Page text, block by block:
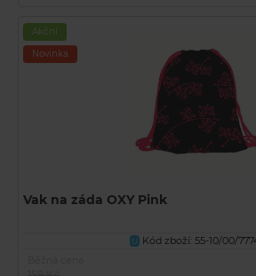
Akční
Novinka
Vak na záda OXY Pink
U Kód zboží: 55-10/00/